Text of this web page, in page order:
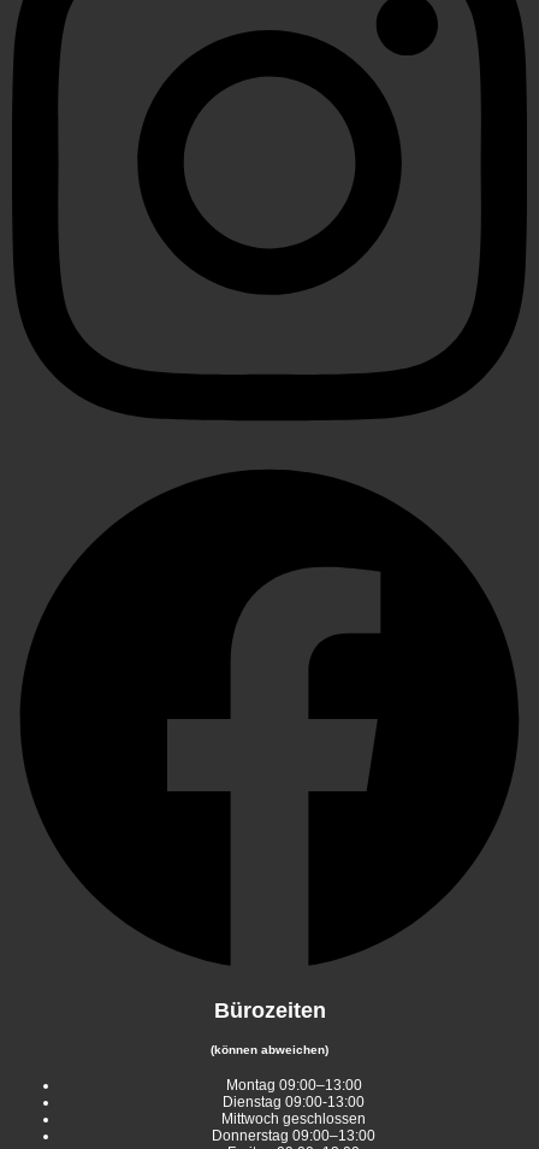
Bürozeiten
(können abweichen)
Montag 09:00–13:00
Dienstag 09:00-13:00
Mittwoch geschlossen
Donnerstag 09:00–13:00